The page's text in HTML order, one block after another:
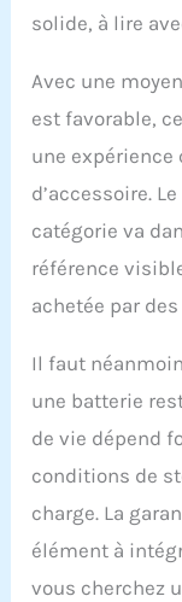
solide, à lire
Avec une
est favorable,
une expérience
d’accessoire.
catégorie va
référence
achetée par
Il faut
une batterie
de vie dépend
conditions de
charge. La
élément à
vous cherchez